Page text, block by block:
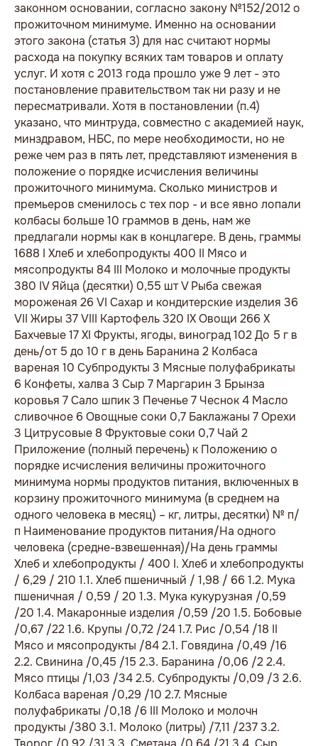
законном основании, согласно закону №152/2012 о
прожиточном минимуме. Именно на основании
этого закона (статья 3) для нас считают нормы
расхода на покупку всяких там товаров и оплату
услуг. И хотя с 2013 года прошло уже 9 лет - это
постановление правительством так ни разу и не
пересматривали. Хотя в постановлении (п.4)
указано, что минтруда, совместно с академией наук,
минздравом, НБС, по мере необходимости, но не
реже чем раз в пять лет, представляют изменения в
положение о порядке исчисления величины
прожиточного минимума. Сколько министров и
премьеров сменилось с тех пор - и все явно лопали
колбасы больше 10 граммов в день, нам же
предлагали нормы как в концлагере. В день, граммы
1688 I Хлеб и хлебопродукты 400 II Мясо и
мясопродукты 84 III Молоко и молочные продукты
380 IV Яйца (десятки) 0,55 шт V Рыба свежая
мороженая 26 VI Сахар и кондитерские изделия 36
VII Жиры 37 VIII Картофель 320 IX Овощи 266 X
Бахчевые 17 XI Фрукты, ягоды, виноград 102 До 5 г в
день/от 5 до 10 г в день Баранина 2 Колбаса
вареная 10 Субпродукты 3 Мясные полуфабрикаты
6 Конфеты, халва 3 Сыр 7 Маргарин 3 Брынза
коровья 7 Сало шпик 3 Печенье 7 Чеснок 4 Масло
сливочное 6 Овощные соки 0,7 Баклажаны 7 Орехи
3 Цитрусовые 8 Фруктовые соки 0,7 Чай 2
Приложение (полный перечень) к Положению о
порядке исчисления величины прожиточного
минимума нормы продуктов питания, включенных в
корзину прожиточного минимума (в среднем на
одного человека в месяц) – кг, литры, десятки) № п/
п Наименование продуктов питания/На одного
человека (средне-взвешенная)/На день граммы
Хлеб и хлебопродукты / 400 I. Хлеб и хлебопродукты
/ 6,29 / 210 1.1. Хлеб пшеничный / 1,98 / 66 1.2. Мука
пшеничная / 0,59 / 20 1.3. Мука кукурузная /0,59
/20 1.4. Макаронные изделия /0,59 /20 1.5. Бобовые
/0,67 /22 1.6. Крупы /0,72 /24 1.7. Рис /0,54 /18 II
Мясо и мясопродукты /84 2.1. Говядина /0,49 /16
2.2. Свинина /0,45 /15 2.3. Баранина /0,06 /2 2.4.
Мясо птицы /1,03 /34 2.5. Субпродукты /0,09 /3 2.6.
Колбаса вареная /0,29 /10 2.7. Мясные
полуфабрикаты /0,18 /6 III Молоко и молочн
продукты /380 3.1. Молоко (литры) /7,11 /237 3.2.